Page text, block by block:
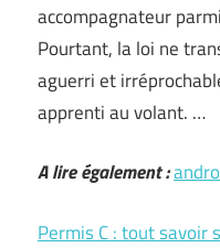
accompagnateur
Pourtant, la loi ne
aguerri et
apprenti au volant. …
A lire également :
Permis C : tout savoir